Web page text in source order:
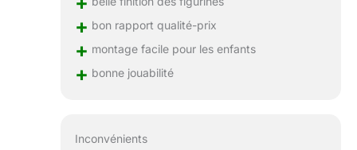
+ bon rapport qualité-prix
+ montage facile pour les enfants
+ bonne jouabilité
Inconvénients